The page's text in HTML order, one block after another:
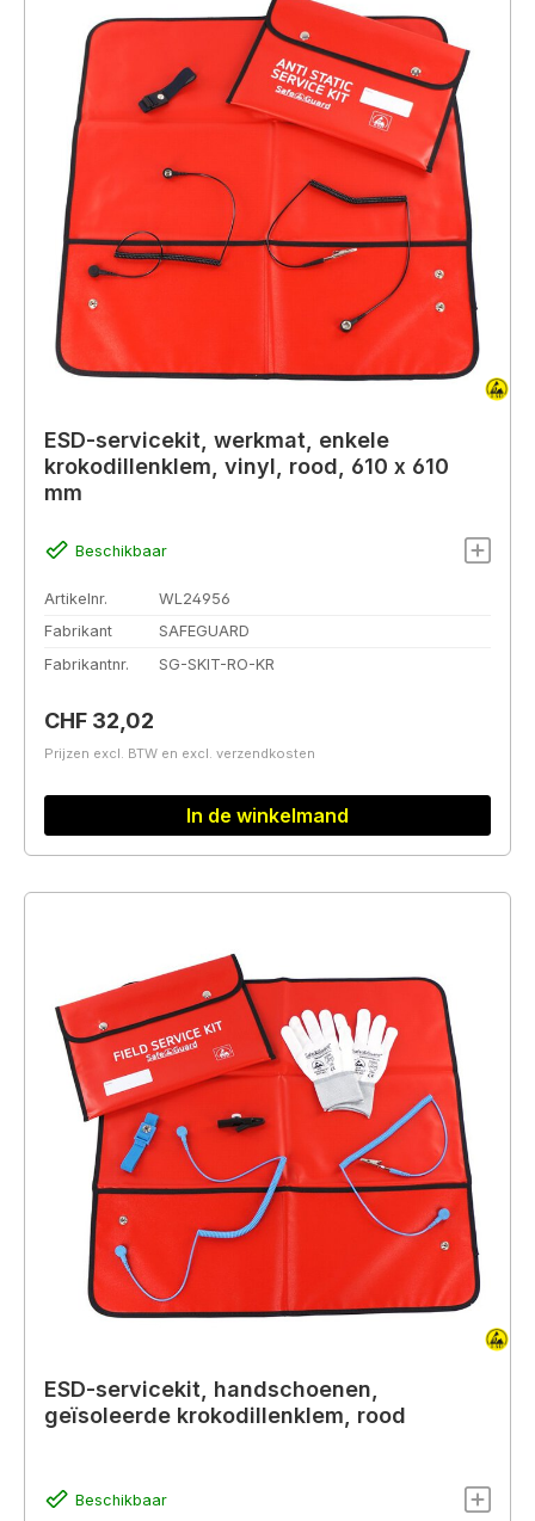
ESD-servicekit, werkmat, enkele
krokodillenklem, vinyl, rood, 610 x 610
mm
Beschikbaar
Artikelnr.
WL24956
Fabrikant
SAFEGUARD
Fabrikantnr.
SG-SKIT-RO-KR
Normale prijs:
CHF 32,02
Prijzen excl. BTW en excl. verzendkosten
In de winkelmand
ESD-servicekit, handschoenen,
geïsoleerde krokodillenklem, rood
Beschikbaar